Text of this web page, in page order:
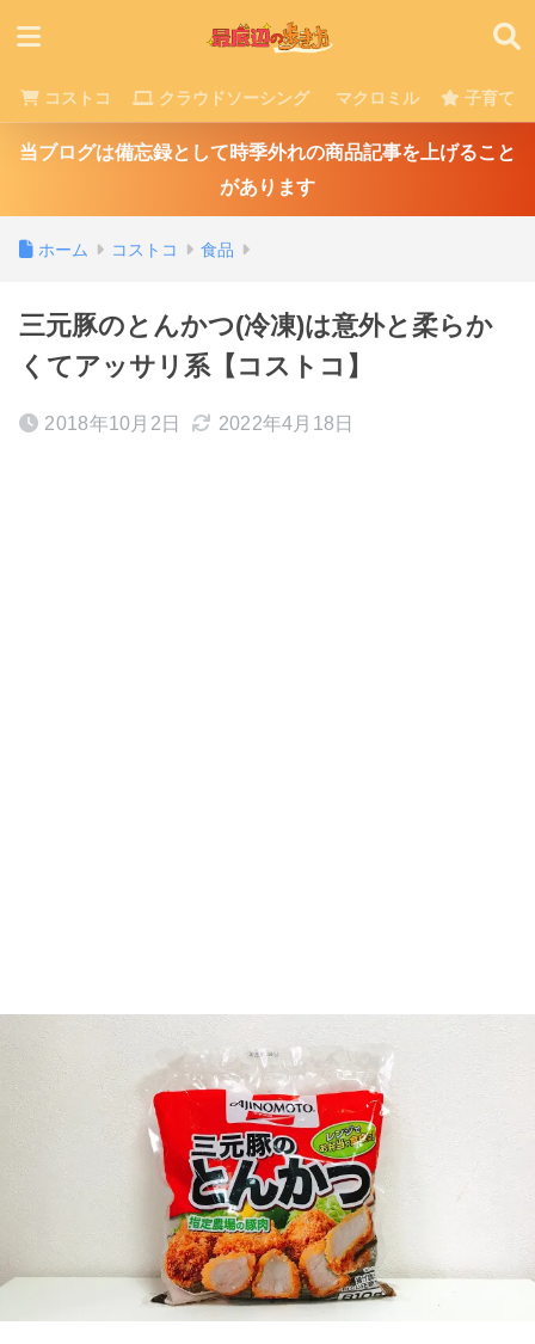
コストコ クラウドソーシング マクロミル 子育て
当ブログは備忘録として時季外れの商品記事を上げること
があります
ホーム コストコ 食品
三元豚のとんかつ(冷凍)は意外と柔らか
くてアッサリ系【コストコ】
2018年10月2日 2022年4月18日